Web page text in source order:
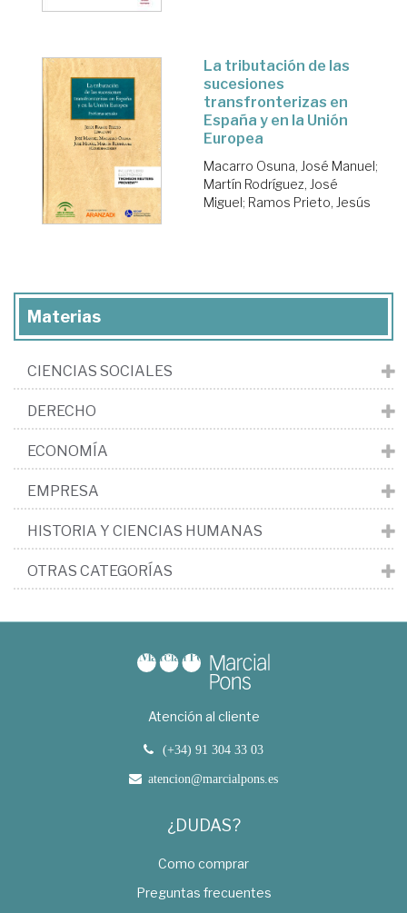
La tributación de las
sucesiones
transfronterizas en
España y en la Unión
Europea
Macarro Osuna, José Manuel;
Martín Rodríguez, José
Miguel; Ramos Prieto, Jesús
Materias
CIENCIAS SOCIALES
DERECHO
ECONOMÍA
EMPRESA
HISTORIA Y CIENCIAS HUMANAS
OTRAS CATEGORÍAS
Atención al cliente
(+34) 91 304 33 03
atencion@marcialpons.es
¿DUDAS?
Como comprar
Preguntas frecuentes